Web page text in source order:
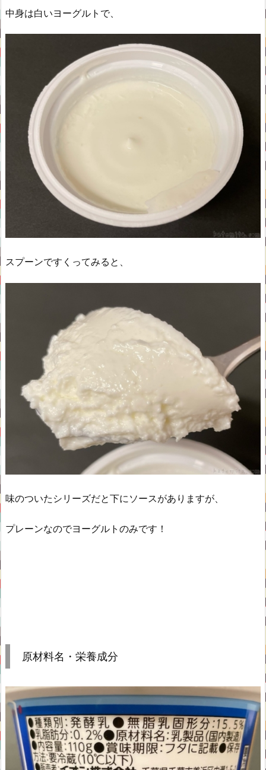
中身は白いヨーグルトで、
スプーンですくってみると、
味のついたシリーズだと下にソースがありますが、
プレーンなのでヨーグルトのみです！
原材料名・栄養成分